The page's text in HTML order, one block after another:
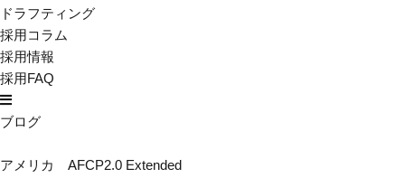
ドラフティング
採用コラム
採用情報
採用FAQ
ブログ
アメリカ AFCP2.0 Extended